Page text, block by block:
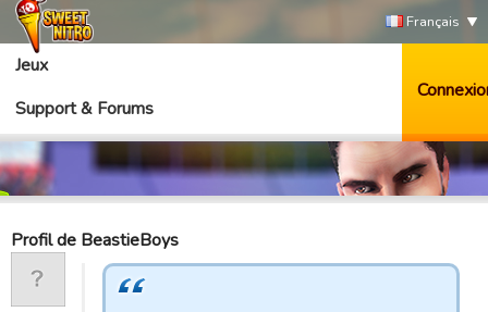
Français
Jeux
Support & Forums
Profil de BeastieBoys